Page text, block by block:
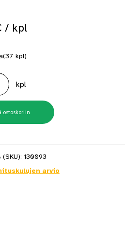
/ kpl
(37 kpl)
kpl
ostoskoriin
(SKU): 130093
arvio